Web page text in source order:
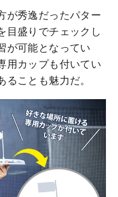
が秀逸だったパター
目盛りでチェックし
が可能となってい
用カップも付いてい
ことも魅力だ。